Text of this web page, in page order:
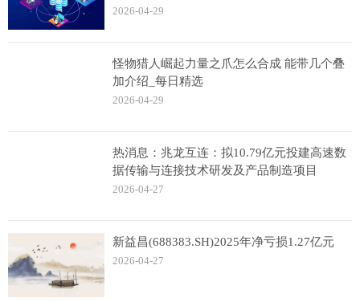
2026-04-29
怪物猎人崛起力量之爪怎么合成 能带几个叠
加介绍_每日精选
2026-04-29
热消息：兆龙互连：拟10.79亿元投建高速数
据传输与连接技术研发及产品制造项目
2026-04-27
新益昌(688383.SH)2025年净亏损1.27亿元
2026-04-27